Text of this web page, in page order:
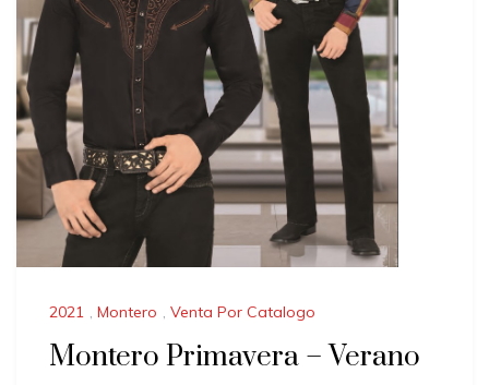
2021 , Montero , Venta Por Catalogo
Montero Primavera – Verano